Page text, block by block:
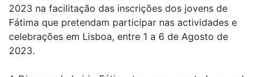
2023 na facilitação das inscrições dos jovens de
Fátima que pretendam participar nas actividades e
celebrações em Lisboa, entre 1 a 6 de Agosto de
2023.